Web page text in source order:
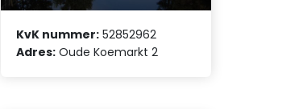
KvK nummer: 52852962
Adres: Oude Koemarkt 2